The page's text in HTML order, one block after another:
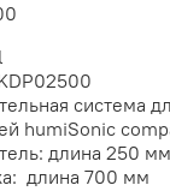
система
humiSonic
длина 250 мм
длина 700 мм